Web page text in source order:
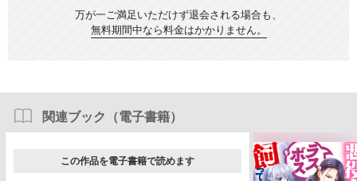
万が一ご満足いただけず退会される場合も、
無料期間中なら料金はかかりません。
関連ブック（電子書籍）
この作品を電子書籍で読めます